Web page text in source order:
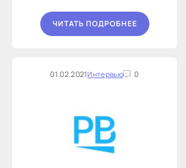
ЧИТАТЬ ПОДРОБНЕЕ
01.02.2021Интервью 0